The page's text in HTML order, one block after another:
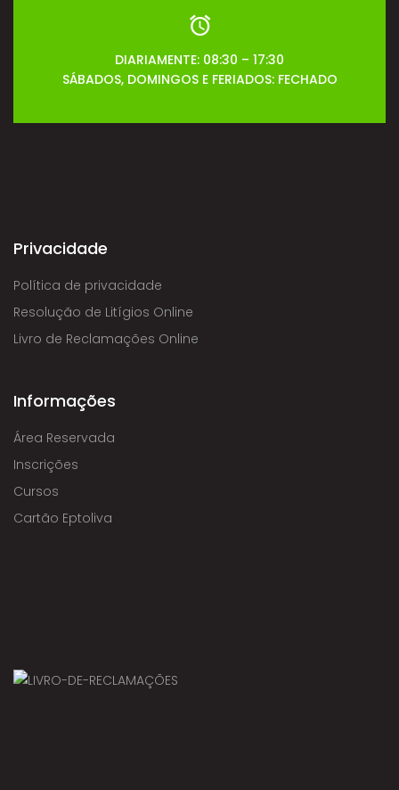
DIARIAMENTE: 08:30 – 17:30
SÁBADOS, DOMINGOS E FERIADOS: FECHADO
Privacidade
Política de privacidade
Resolução de Litígios Online
Livro de Reclamações Online
Informações
Área Reservada
Inscrições
Cursos
Cartão Eptoliva